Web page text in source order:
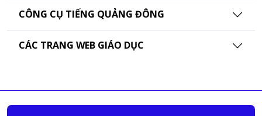
CÔNG CỤ TIẾNG QUẢNG ĐÔNG
CÁC TRANG WEB GIÁO DỤC